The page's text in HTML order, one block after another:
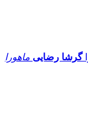
گرشا رضایی ماهورا